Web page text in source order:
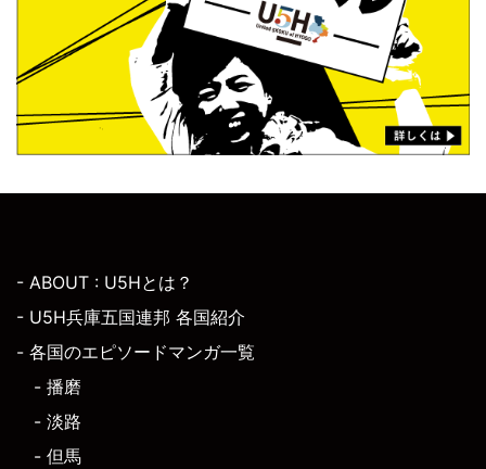
- ABOUT : U5Hとは？
- U5H兵庫五国連邦 各国紹介
- 各国のエピソードマンガ一覧
- 播磨
- 淡路
- 但馬